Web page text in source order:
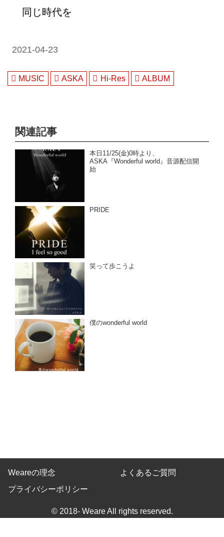
同じ時代を
2021-04-23
MUSIC ASKA Hi-Res ALBUM
関連記事
本日11/25(金)0時より、
ASKA『Wonderful world』音源配信開
始
PRIDE
笑って歩こうよ
僕のwonderful world
Weareの理念
よくあるご質問
プライバシーポリシー
© 2018- Weare All rights reserved.